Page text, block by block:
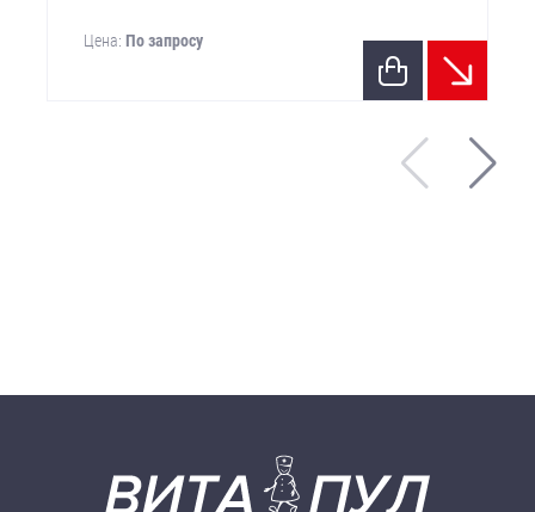
Цена: По запросу